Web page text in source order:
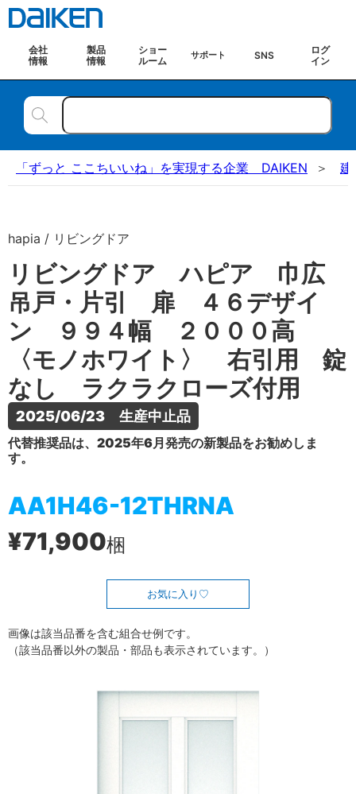
会社
情報
製品
情報
ショー
ルーム
サポート SNS
ログ
イン
「ずっと ここちいいね」を実現する企業 DAIKEN 建
hapia / リビングドア
リビングドア ハピア 巾広
吊戸・片引 扉 ４６デザイ
ン ９９４幅 ２０００高
〈モノホワイト〉 右引用 錠
なし ラクラクローズ付用
2025/06/23　生産中止品
代替推奨品は、2025年6月発売の新製品をお勧めしま
す。
AA1H46-12THRNA
¥71,900梱
お気に入り
画像は該当品番を含む組合せ例です。
（該当品番以外の製品・部品も表示されています。）